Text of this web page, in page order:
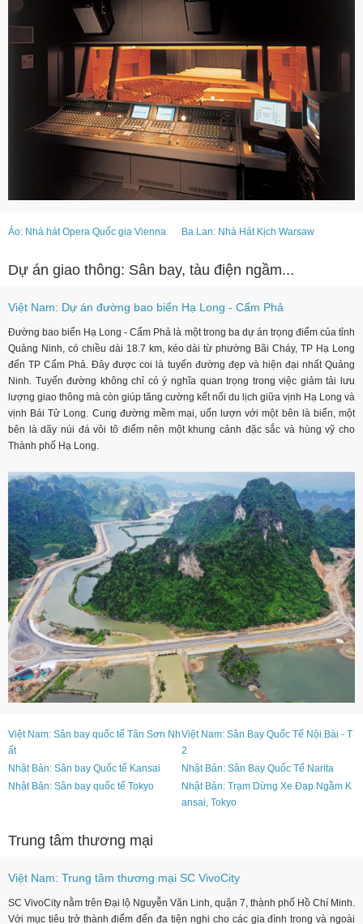
Áo: Nhà hát Opera Quốc gia Vienna Ba Lan: Nhà Hát Kịch Warsaw
Dự án giao thông: Sân bay, tàu điện ngầm...
Việt Nam: Dự án đường bao biển Hạ Long - Cẩm Phả
Đường bao biển Hạ Long - Cẩm Phả là một trong ba dự án trọng điểm của tỉnh
Quảng Ninh, có chiều dài 18.7 km, kéo dài từ phường Bãi Cháy, TP Hạ Long
đến TP Cẩm Phả. Đây được coi là tuyến đường đẹp và hiện đại nhất Quảng
Ninh. Tuyến đường không chỉ có ý nghĩa quan trọng trong việc giảm tải lưu
lượng giao thông mà còn giúp tăng cường kết nối du lịch giữa vịnh Hạ Long và
vịnh Bái Tử Long. Cung đường mềm mại, uốn lượn với một bên là biển, một
bên là dãy núi đá vôi tô điểm nên một khung cảnh đặc sắc và hùng vỹ cho
Thành phố Hạ Long.
Việt Nam: Sân bay quốc tế Tân Sơn Nh
ất
Nhật Bản: Sân bay Quốc tế Kansai
Nhật Bản: Sân bay quốc tế Tokyo
Việt Nam: Sân Bay Quốc Tế Nội Bài - T
2
Nhật Bản: Sân Bay Quốc Tế Narita
Nhật Bản: Trạm Dừng Xe Đạp Ngầm K
ansai, Tokyo
Trung tâm thương mại
Việt Nam: Trung tâm thương mại SC VivoCity
SC VivoCity nằm trên Đại lộ Nguyễn Văn Linh, quận 7, thành phố Hồ Chí Minh.
Với mục tiêu trở thành điểm đến đa tiện nghi cho các gia đình trong và ngoài